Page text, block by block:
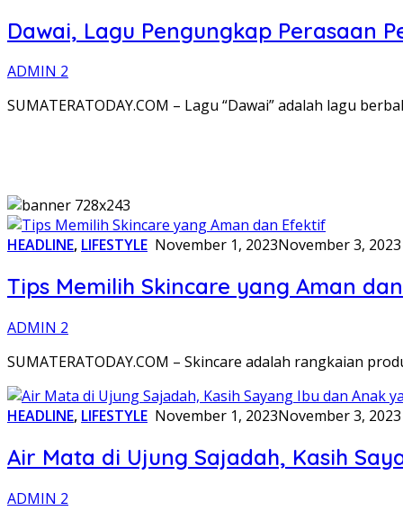
Dawai, Lagu Pengungkap Perasaan
ADMIN 2
SUMATERATODAY.COM – Lagu “Dawai” adalah lagu
HEADLINE, LIFESTYLE November 1, 2023November 3, 2023
Tips Memilih Skincare yang Aman
ADMIN 2
SUMATERATODAY.COM – Skincare adalah rangkaian
HEADLINE, LIFESTYLE November 1, 2023November 3, 2023
Air Mata di Ujung Sajadah, Kasih
ADMIN 2